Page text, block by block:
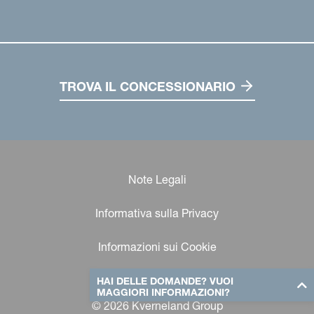
HAI DELLE DOMANDE? VUOI
MAGGIORI INFORMAZIONI?
TROVA IL CONCESSIONARIO
Note Legali
Informativa sulla Privacy
Informazioni sui Cookie
© 2026 Kverneland Group